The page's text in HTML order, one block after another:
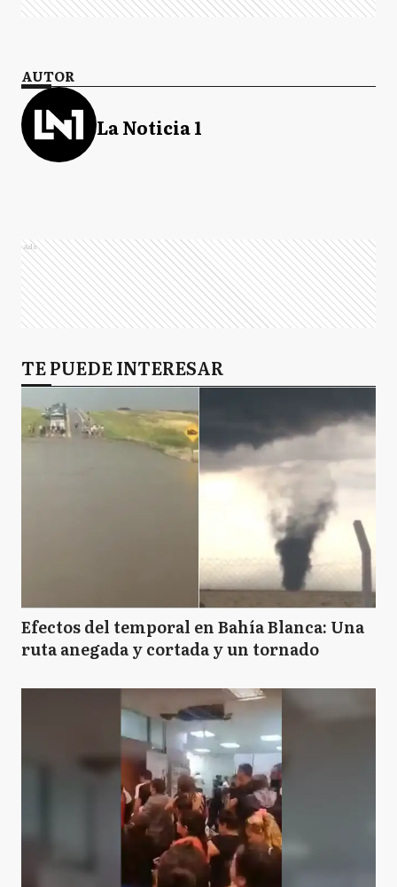
AUTOR
La Noticia 1
Ads
TE PUEDE INTERESAR
Efectos del temporal en Bahía Blanca: Una
ruta anegada y cortada y un tornado